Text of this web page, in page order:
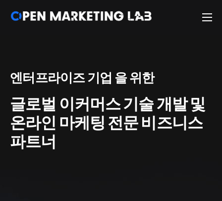
주요 고객사
아티클
연락처 안내
엔터프라이즈 기업 을 위한
글로벌 이커머스 기술 개발 및
온라인 마케팅 전문 비즈니스
파트너